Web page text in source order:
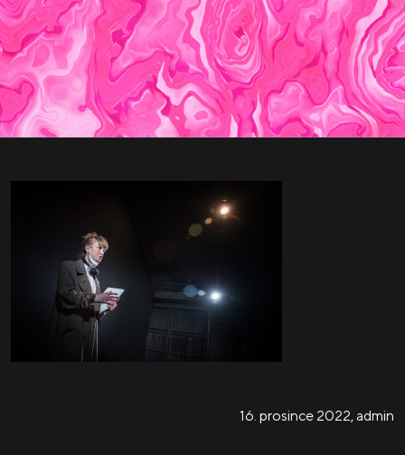
16. prosince 2022, admin